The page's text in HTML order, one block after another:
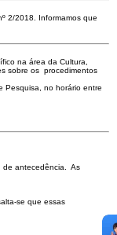
2/2018. Informamos que
na área da Cultura,
sobre os procedimentos
Pesquisa, no horário entre
antecedência. As
se que essas